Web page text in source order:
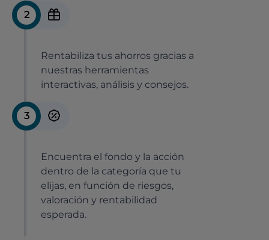
2
Rentabiliza tus ahorros gracias a
nuestras herramientas
interactivas, análisis y consejos.
3
Encuentra el fondo y la acción
dentro de la categoría que tu
elijas, en función de riesgos,
valoración y rentabilidad
esperada.